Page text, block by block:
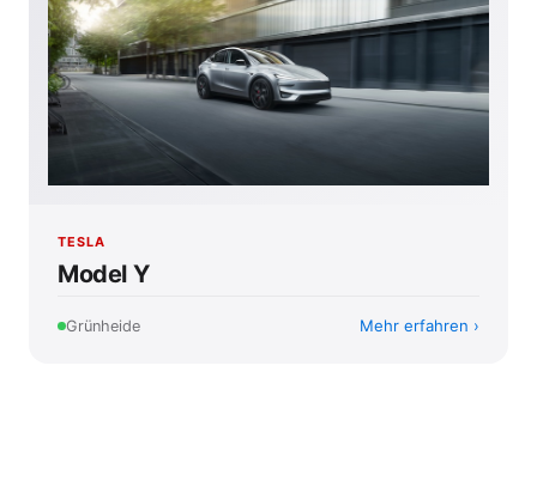
TESLA
Model Y
Grünheide Mehr erfahren